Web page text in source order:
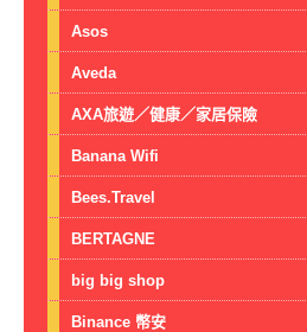
Asos
Aveda
AXA旅遊／健康／家居保險
Banana Wifi
Bees.Travel
BERTAGNE
big big shop
Binance 幣安